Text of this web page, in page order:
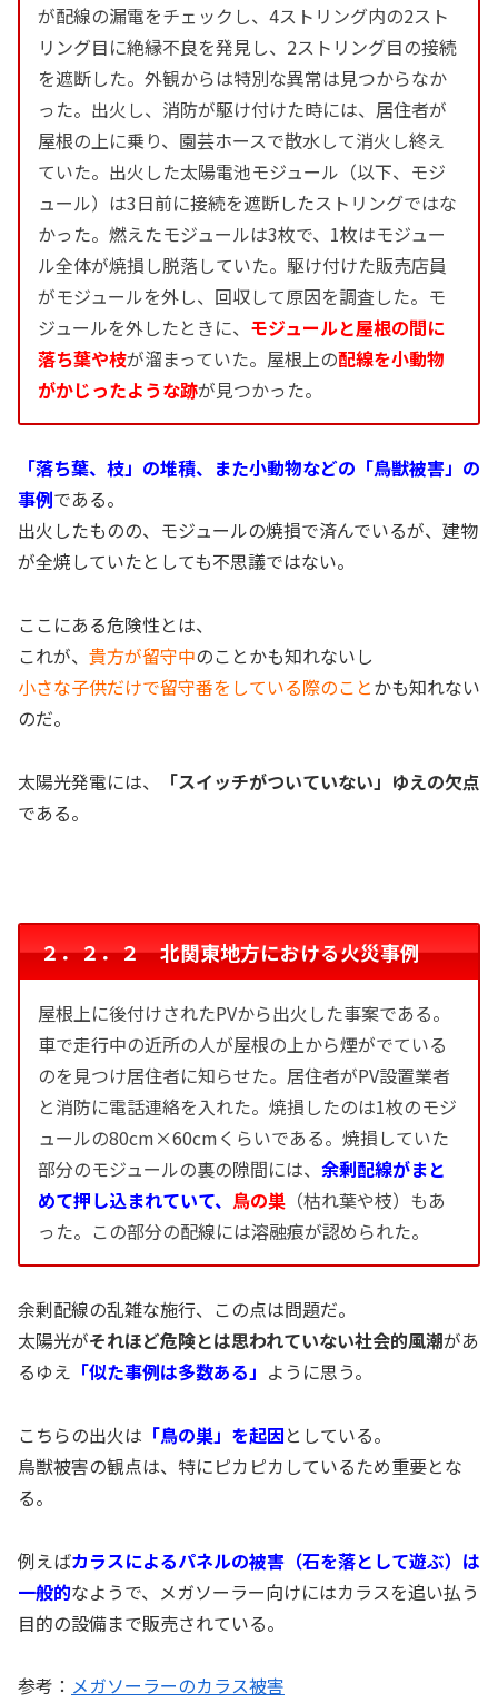
が配線の漏電をチェックし、4ストリング内の2スト
リング目に絶縁不良を発見し、2ストリング目の接続
を遮断した。外観からは特別な異常は見つからなか
った。出火し、消防が駆け付けた時には、居住者が
屋根の上に乗り、園芸ホースで散水して消火し終え
ていた。出火した太陽電池モジュール（以下、モジ
ュール）は3日前に接続を遮断したストリングではな
かった。燃えたモジュールは3枚で、1枚はモジュー
ル全体が焼損し脱落していた。駆け付けた販売店員
がモジュールを外し、回収して原因を調査した。モ
ジュールを外したときに、 モジュールと屋根の間に
落ち葉や枝が溜まっていた。屋根上の配線を小動物
がかじったような跡が見つかった。
「落ち葉、枝」の堆積、また小動物などの「鳥獣被害」の
事例である。
出火したものの、モジュールの焼損で済んでいるが、建物
が全焼していたとしても不思議ではない。
ここにある危険性とは、
これが、 貴方が留守中のことかも知れないし
小さな子供だけで留守番をしている際のことかも知れない
のだ。
太陽光発電には、
「スイッチがついていない」ゆえの欠点
である。
２．２．２ 北関東地方における火災事例
屋根上に後付けされたPVから出火した事案である。
車で走行中の近所の人が屋根の上から煙がでている
のを見つけ居住者に知らせた。居住者がPV設置業者
と消防に電話連絡を入れた。焼損したのは1枚のモジ
ュールの80cm×60cmくらいである。焼損していた
部分のモジュールの裏の隙間には、 余剰配線がまと
めて押し込まれていて、 鳥の巣 （枯れ葉や枝）もあ
った。この部分の配線には溶融痕が認められた。
余剰配線の乱雑な施行、この点は問題だ。
太陽光がそれほど危険とは思われていない社会的風潮があ
るゆえ 「似た事例は多数ある」 ように思う。
こちらの出火は 「鳥の巣」を起因としている。
鳥獣被害の観点は、特にピカピカしているため重要とな
る。
例えばカラスによるパネルの被害（石を落として遊ぶ）は
一般的なようで、メガソーラー向けにはカラスを追い払う
目的の設備まで販売されている。
参考： メガソーラーのカラス被害